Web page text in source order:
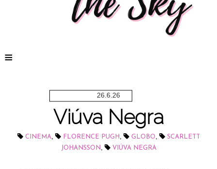
≡
26.6.26
Viúva Negra
CINEMA, FLORENCE PUGH , GLOBO,
SCARLETT
JOHANSSON, VIÚVA NEGRA